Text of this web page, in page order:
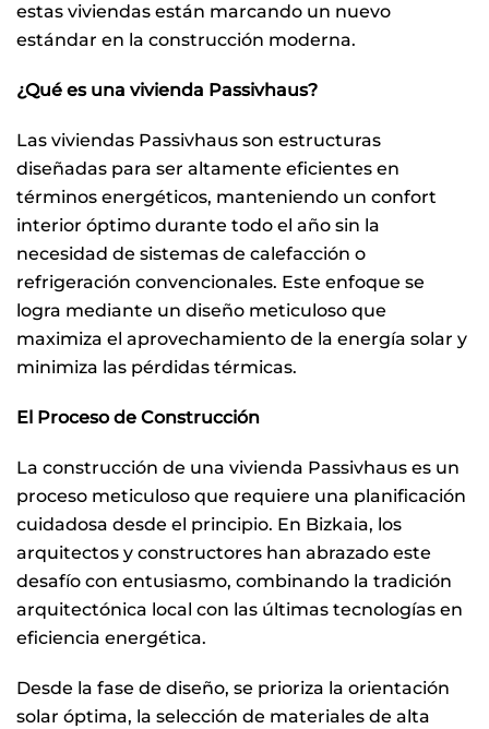
estas viviendas están marcando un nuevo
estándar en la construcción moderna.
¿Qué es una vivienda Passivhaus?
Las viviendas Passivhaus son estructuras
diseñadas para ser altamente eficientes en
términos energéticos, manteniendo un confort
interior óptimo durante todo el año sin la
necesidad de sistemas de calefacción o
refrigeración convencionales. Este enfoque se
logra mediante un diseño meticuloso que
maximiza el aprovechamiento de la energía solar y
minimiza las pérdidas térmicas.
El Proceso de Construcción
La construcción de una vivienda Passivhaus es un
proceso meticuloso que requiere una planificación
cuidadosa desde el principio. En Bizkaia, los
arquitectos y constructores han abrazado este
desafío con entusiasmo, combinando la tradición
arquitectónica local con las últimas tecnologías en
eficiencia energética.
Desde la fase de diseño, se prioriza la orientación
solar óptima, la selección de materiales de alta